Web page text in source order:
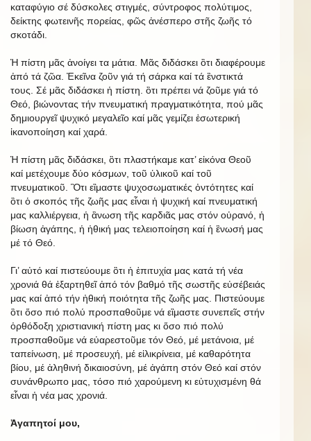
καταφύγιο σέ δύσκολες στιγμές, σύντροφος πολύτιμος,
δείκτης φωτεινῆς πορείας, φῶς ἀνέσπερο στῆς ζωῆς τό
σκοτάδι.
Ἡ πίστη μᾶς ἀνοίγει τα μάτια. Μᾶς διδάσκει ὃτι διαφέρουμε
ἀπό τά ζῶα. Ἐκεῖνα ζοῦν γιά τή σάρκα καί τά ἒνστικτά
τους. Σέ μᾶς διδάσκει ἡ πίστη. ὃτι πρέπει νά ζοῦμε γιά τό
Θεό, βιώνοντας τήν πνευματική πραγματικότητα, πού μᾶς
δημιουργεῖ ψυχικό μεγαλεῖο καί μᾶς γεμίζει ἐσωτερική
ἱκανοποίηση καί χαρά.
Ἡ πίστη μᾶς διδάσκει, ὃτι πλαστήκαμε κατ’ εἰκόνα Θεοῦ
καί μετέχουμε δύο κόσμων, τοῦ ὑλικοῦ καί τοῦ
πνευματικοῦ. Ὃτι εἲμαστε ψυχοσωματικές ὀντότητες καί
ὃτι ὁ σκοπός τῆς ζωῆς μας εἶναι ἡ ψυχική καί πνευματική
μας καλλιέργεια, ἡ ἂνωση τῆς καρδιᾶς μας στόν οὐρανό, ἡ
βίωση ἀγάπης, ἡ ἠθική μας τελειοποίηση καί ἡ ἓνωσή μας
μέ τό Θεό.
Γι’ αὐτό καί πιστεύουμε ὃτι ἡ ἐπιτυχία μας κατά τή νέα
χρονιά θά ἐξαρτηθεῖ ἀπό τόν βαθμό τῆς σωστῆς εὐσέβειάς
μας καί ἀπό τήν ἠθική ποιότητα τῆς ζωῆς μας. Πιστεύουμε
ὃτι ὅσο πιό πολύ προσπαθοῦμε νά εἲμαστε συνεπεῖς στήν
ὀρθόδοξη χριστιανική πίστη μας κι ὅσο πιό πολύ
προσπαθοῦμε νά εὐαρεστοῦμε τόν Θεό, μέ μετάνοια, μέ
ταπείνωση, μέ προσευχή, μέ εἰλικρίνεια, μέ καθαρότητα
βίου, μέ ἀληθινή δικαιοσύνη, μέ ἀγάπη στόν Θεό καί στόν
συνάνθρωπο μας, τόσο πιό χαρούμενη κι εὐτυχισμένη θά
εἶναι ἡ νέα μας χρονιά.
Ἀγαπητοί μου,